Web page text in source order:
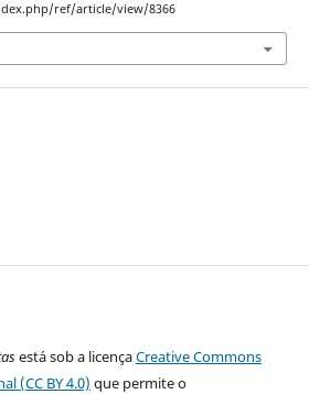
ref/article/view/8366
está sob a licençaCreative Commons
(CC BY 4.0) que permite o